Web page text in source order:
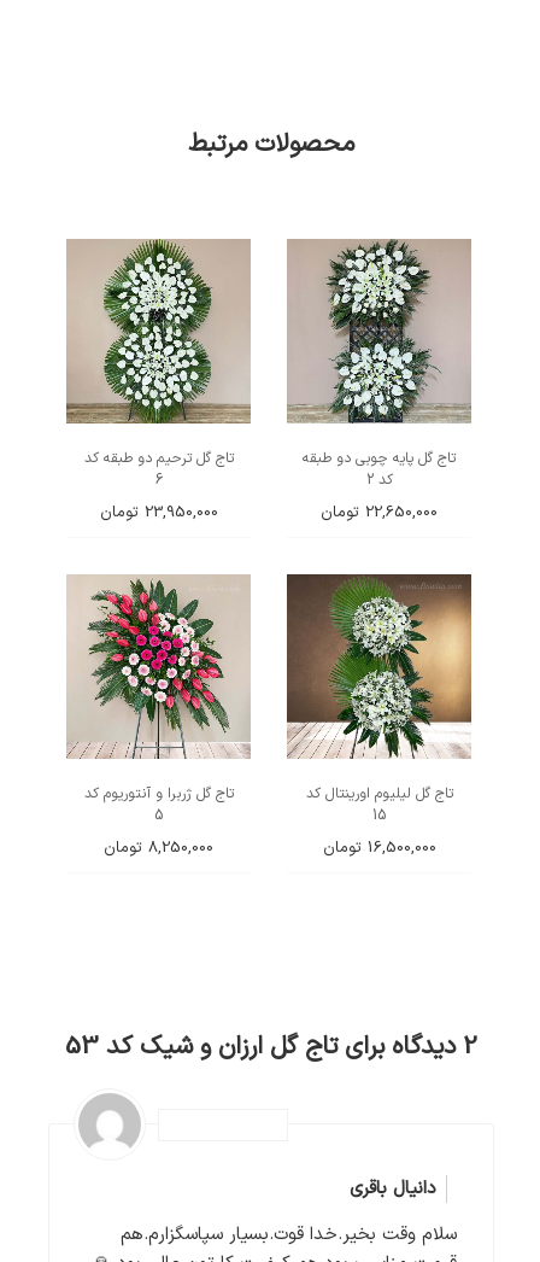
محصولات مرتبط
تاج گل ترحیم دو طبقه کد
6
23,950,000 تومان
تاج گل پایه چوبی دو طبقه
کد 2
22,650,000 تومان
تاج گل ژربرا و آنتوریوم کد
5
8,250,000 تومان
تاج گل لیلیوم اورینتال کد
15
16,500,000 تومان
2 دیدگاه برای تاج گل ارزان و شیک کد 53
دانیال باقری
سلام وقت بخیر.خدا قوت.بسیار سپاسگزارم.هم